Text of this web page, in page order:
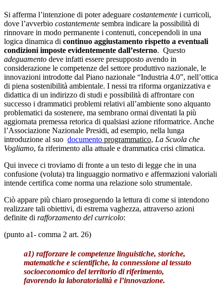
Si afferma l’intenzione di poter adeguare costantemente i curricoli,
dove l’avverbio costantemente sembra indicare la possibilità di
rinnovare in modo permanente i contenuti, concependoli in una
logica dinamica di continuo aggiustamento rispetto a eventuali
condizioni imposte evidentemente dall’esterno. Questo
adeguamento deve infatti essere presupposto avendo in
considerazione le competenze del settore produttivo nazionale, le
innovazioni introdotte dal Piano nazionale “Industria 4.0”, nell’ottica
di piena sostenibilità ambientale. I nessi tra riforma organizzativa e
didattica di un indirizzo di studi e possibilità di affrontare con
successo i drammatici problemi relativi all’ambiente sono alquanto
problematici da sostenere, ma sembrano ormai diventati la più
aggiornata premessa retorica di qualsiasi azione riformatrice. Anche
l’Associazione Nazionale Presidi, ad esempio, nella lunga
introduzione al suo documento programmatico, La Scuola che
Vogliamo, fa riferimento alla attuale e drammatica crisi climatica.
Qui invece ci troviamo di fronte a un testo di legge che in una
confusione (voluta) tra linguaggio normativo e affermazioni valoriali
intende certifica come norma una relazione solo strumentale.
Ciò appare più chiaro proseguendo la lettura di come si intendono
realizzare tali obiettivi, di estrema vaghezza, attraverso azioni
definite di rafforzamento del curricolo:
(punto a1- comma 2 art. 26)
a1) rafforzare le competenze linguistiche, storiche,
matematiche e scientifiche, la connessione al tessuto
socioeconomico del territorio di riferimento,
favorendo la laboratorialità e l’innovazione.